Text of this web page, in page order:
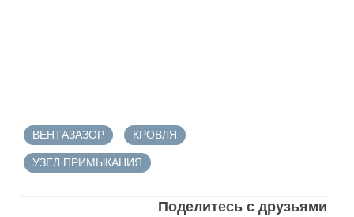
ВЕНТАЗАЗОР КРОВЛЯ
УЗЕЛ ПРИМЫКАНИЯ
Поделитесь с друзьями